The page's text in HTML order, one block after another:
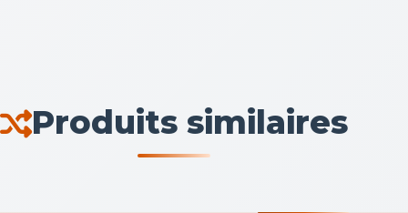
Produits similaires